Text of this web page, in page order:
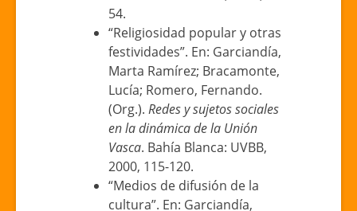
54.
“Religiosidad popular y otras
festividades”. En: Garciandía,
Marta Ramírez; Bracamonte,
Lucía; Romero, Fernando.
(Org.). Redes y sujetos sociales
en la dinámica de la Unión
Vasca. Bahía Blanca: UVBB,
2000, 115-120.
“Medios de difusión de la
cultura”. En: Garciandía,